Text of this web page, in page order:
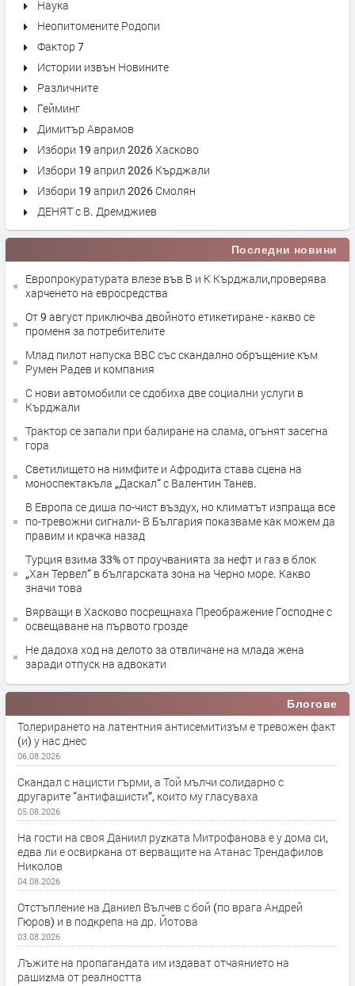
Наука
Неопитомените Родопи
Фактор 7
Истории извън Новините
Различните
Гейминг
Димитър Аврамов
Избори 19 април 2026 Хасково
Избори 19 април 2026 Кърджали
Избори 19 април 2026 Смолян
ДЕНЯТ с В. Дремджиев
Последни новини
Европрокуратурата влезе във В и К Кърджали,проверява
харченето на евросредства
От 9 август приключва двойното етикетиране - какво се
променя за потребителите
Млад пилот напуска ВВС със скандално обръщение към
Румен Радев и компания
С нови автомобили се сдобиха две социални услуги в
Кърджали
Трактор се запали при балиране на слама, огънят засегна
гора
Светилището на нимфите и Афродита става сцена на
моноспектакъла „Даскал“ с Валентин Танев.
В Европа се диша по-чист въздух, но климатът изпраща все
по-тревожни сигнали- В България показваме как можем да
правим и крачка назад
Турция взима 33% от проучванията за нефт и газ в блок
„Хан Тервел“ в българската зона на Черно море. Какво
значи това
Вярващи в Хасково посрещнаха Преображение Господне с
освещаване на първото грозде
Не дадоха ход на делото за отвличане на млада жена
заради отпуск на адвокати
Блогове
Толерирането на латентния антисемитизъм е тревожен факт
(и) у нас днес
06.08.2026
Скандал с нацисти гърми, а Той мълчи солидарно с
другарите “антифашисти”, които му гласуваха
05.08.2026
На гости на своя Даниил руzката Митрофанова е у дома си,
едва ли е освиркана от верващите на Атанас Трендафилов
Николов
04.08.2026
Отстъпление на Даниел Вълчев с бой (по врага Андрей
Гюров) и в подкрепа на др. Йотова
03.08.2026
Лъжите на пропагандата им издават отчаянието на
рашиzма от реалността